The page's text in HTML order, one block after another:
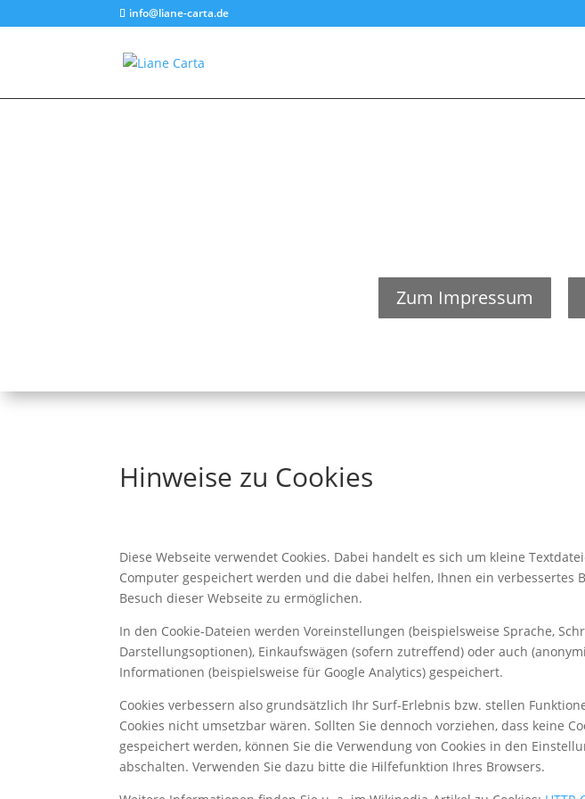
info@liane-carta.de
Zum Impressum
Hinweise zu Cookies
Diese Webseite verwendet Cookies. Dabei handelt es sich um kleine
Computer gespeichert werden und die dabei helfen, Ihnen ein verbessertes
Besuch dieser Webseite zu ermöglichen.
In den Cookie-Dateien werden Voreinstellungen (beispielsweise Sprache,
Darstellungsoptionen), Einkaufswägen (sofern zutreffend) oder auch
Informationen (beispielsweise für Google Analytics) gespeichert.
Cookies verbessern also grundsätzlich Ihr Surf-Erlebnis bzw. stellen
Cookies nicht umsetzbar wären. Sollten Sie dennoch vorziehen, dass keine
gespeichert werden, können Sie die Verwendung von Cookies in den
abschalten. Verwenden Sie dazu bitte die Hilfefunktion Ihres Browsers.
Kundenbewertungen und Erfahrungen zu
Liane Carta
100%